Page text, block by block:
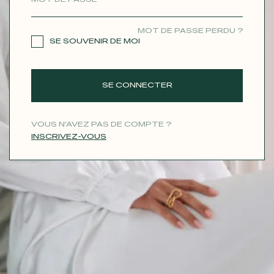
MOT DE PASSE PERDU ?
SE SOUVENIR DE MOI
SE CONNECTER
VOUS N'AVEZ PAS DE COMPTE ?
INSCRIVEZ-VOUS